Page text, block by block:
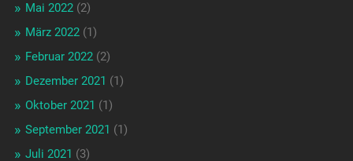
Mai 2022(2)
März 2022(1)
Februar 2022(2)
Dezember 2021 (1)
Oktober 2021 (1)
September 2021 (1)
Juli 2021 (3)